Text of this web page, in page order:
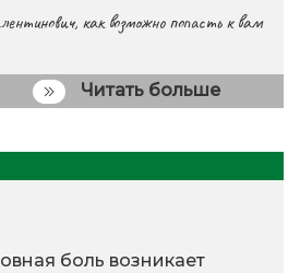
как возможно попасть к вам
Читать больше
боль возникает